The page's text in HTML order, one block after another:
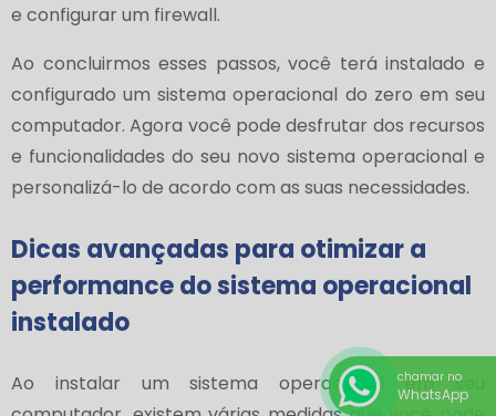
e configurar um firewall.
Ao concluirmos esses passos, você terá instalado e
configurado um sistema operacional do zero em seu
computador. Agora você pode desfrutar dos recursos
e funcionalidades do seu novo sistema operacional e
personalizá-lo de acordo com as suas necessidades.
Dicas avançadas para otimizar a
performance do sistema operacional
instalado
Ao instalar um sistema operacional em seu
chamar no
WhatsApp